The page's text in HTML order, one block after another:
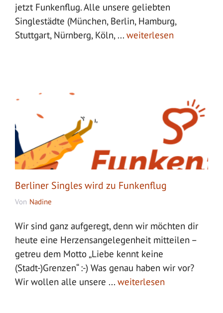
jetzt Funkenflug. Alle unsere geliebten
Singlestädte (München, Berlin, Hamburg,
Stuttgart, Nürnberg, Köln, ... weiterlesen
Berliner Singles wird zu Funkenflug
Von Nadine
Wir sind ganz aufgeregt, denn wir möchten dir
heute eine Herzensangelegenheit mitteilen –
getreu dem Motto „Liebe kennt keine
(Stadt-)Grenzen“ :-) Was genau haben wir vor?
Wir wollen alle unsere ... weiterlesen